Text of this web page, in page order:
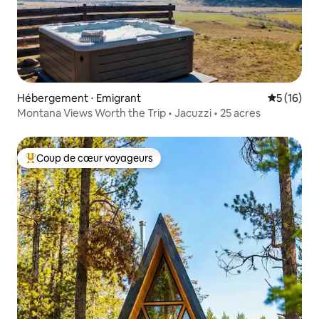
Hébergement ⋅ Emigrant
5 (16)
Montana Views Worth the Trip • Jacuzzi • 25 acres
Coups de cœur voyageurs les plus appréciés
Coup de cœur voyageurs